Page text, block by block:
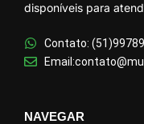
disponíveis para
Contato:
NAVEGAR